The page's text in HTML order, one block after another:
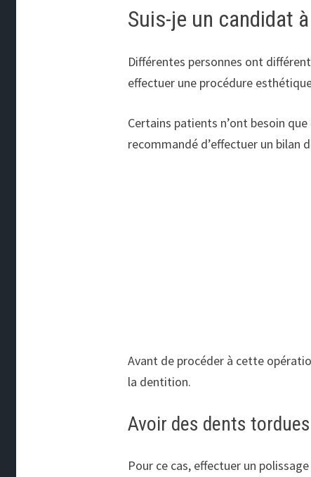
Suis-je un candidat
Différentes personnes ont
effectuer une procédure
Certains patients n’ont besoin
recommandé d’effectuer un
Avant de procéder à cette
la dentition.
Avoir des dents tordues
Pour ce cas, effectuer un